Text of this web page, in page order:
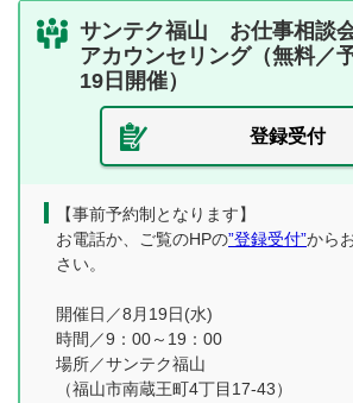
サンテク福山 お仕事相談
アカウンセリング（無料／
19日開催）
登録受付
【事前予約制となります】
お電話か、ご覧のHPの”登録受付”から
さい。
開催日／8月19日(水)
時間／9：00～19：00
場所／サンテク福山
（福山市南蔵王町4丁目17-43）